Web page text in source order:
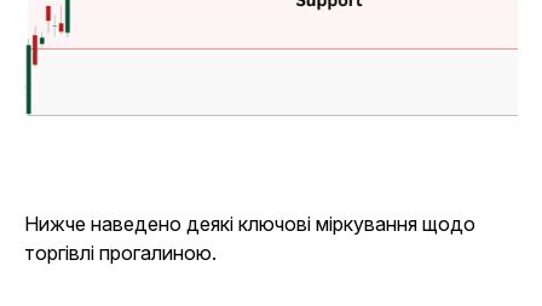
Нижче наведено деякі ключові міркування щодо
торгівлі прогалиною.